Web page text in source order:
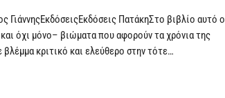
ΓιάννηςΕκδόσειςΕκδόσεις ΠατάκηΣτο βιβλίο αυτό ο
όχι μόνο– βιώματα που αφορούν τα χρόνια της
κριτικό και ελεύθερο στην τότε
οι χρονιές βρίθουν «παράξενων» γεγονότων […]